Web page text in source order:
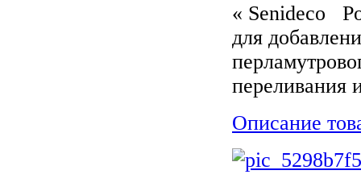
« Senideco
для
переливания
Описание